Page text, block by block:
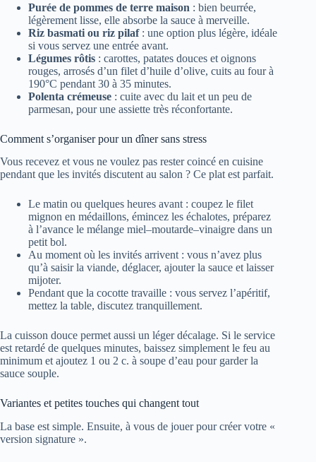
Purée de pommes de terre maison : bien beurrée,
légèrement lisse, elle absorbe la sauce à merveille.
Riz basmati ou riz pilaf: une option plus légère, idéale
si vous servez une entrée avant.
Légumes rôtis : carottes, patates douces et oignons
rouges, arrosés d’un filet d’huile d’olive, cuits au four à
190°C pendant 30 à 35 minutes.
Polenta crémeuse : cuite avec du lait et un peu de
parmesan, pour une assiette très réconfortante.
Comment s’organiser pour un dîner sans stress
Vous recevez et vous ne voulez pas rester coincé en cuisine
pendant que les invités discutent au salon ? Ce plat est parfait.
Le matin ou quelques heures avant : coupez le filet
mignon en médaillons, émincez les échalotes, préparez
à l’avance le mélange miel–moutarde–vinaigre dans un
petit bol.
Au moment où les invités arrivent : vous n’avez plus
qu’à saisir la viande, déglacer, ajouter la sauce et laisser
mijoter.
Pendant que la cocotte travaille : vous servez l’apéritif,
mettez la table, discutez tranquillement.
La cuisson douce permet aussi un léger décalage. Si le service
est retardé de quelques minutes, baissez simplement le feu au
minimum et ajoutez 1 ou 2 c. à soupe d’eau pour garder la
sauce souple.
Variantes et petites touches qui changent tout
La base est simple. Ensuite, à vous de jouer pour créer votre «
version signature ».